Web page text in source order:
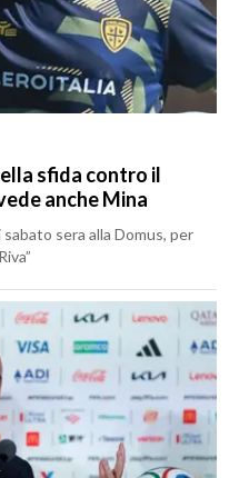
sfida contro il
anche Mina
sera alla Domus, per